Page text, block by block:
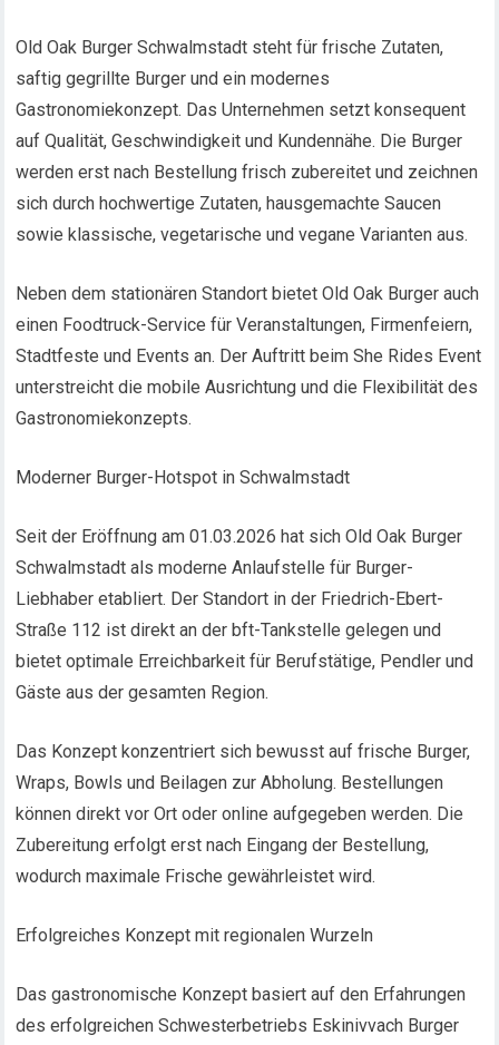
Old Oak Burger Schwalmstadt steht für frische Zutaten,
saftig gegrillte Burger und ein modernes
Gastronomiekonzept. Das Unternehmen setzt konsequent
auf Qualität, Geschwindigkeit und Kundennähe. Die Burger
werden erst nach Bestellung frisch zubereitet und zeichnen
sich durch hochwertige Zutaten, hausgemachte Saucen
sowie klassische, vegetarische und vegane Varianten aus.
Neben dem stationären Standort bietet Old Oak Burger auch
einen Foodtruck-Service für Veranstaltungen, Firmenfeiern,
Stadtfeste und Events an. Der Auftritt beim She Rides Event
unterstreicht die mobile Ausrichtung und die Flexibilität des
Gastronomiekonzepts.
Moderner Burger-Hotspot in Schwalmstadt
Seit der Eröffnung am 01.03.2026 hat sich Old Oak Burger
Schwalmstadt als moderne Anlaufstelle für Burger-
Liebhaber etabliert. Der Standort in der Friedrich-Ebert-
Straße 112 ist direkt an der bft-Tankstelle gelegen und
bietet optimale Erreichbarkeit für Berufstätige, Pendler und
Gäste aus der gesamten Region.
Das Konzept konzentriert sich bewusst auf frische Burger,
Wraps, Bowls und Beilagen zur Abholung. Bestellungen
können direkt vor Ort oder online aufgegeben werden. Die
Zubereitung erfolgt erst nach Eingang der Bestellung,
wodurch maximale Frische gewährleistet wird.
Erfolgreiches Konzept mit regionalen Wurzeln
Das gastronomische Konzept basiert auf den Erfahrungen
des erfolgreichen Schwesterbetriebs Eskinivvach Burger